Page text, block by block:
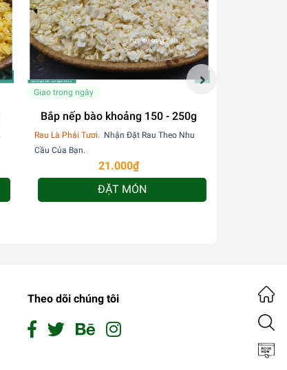
Giao trong ngày
Bắp nếp bào khoảng 150 - 250g
Rau Là Phải Tươi. Nhận Đặt Rau Theo Nhu
Cầu Của Bạn.
21.000₫
ĐẶT MÓN
Theo dõi chúng tôi